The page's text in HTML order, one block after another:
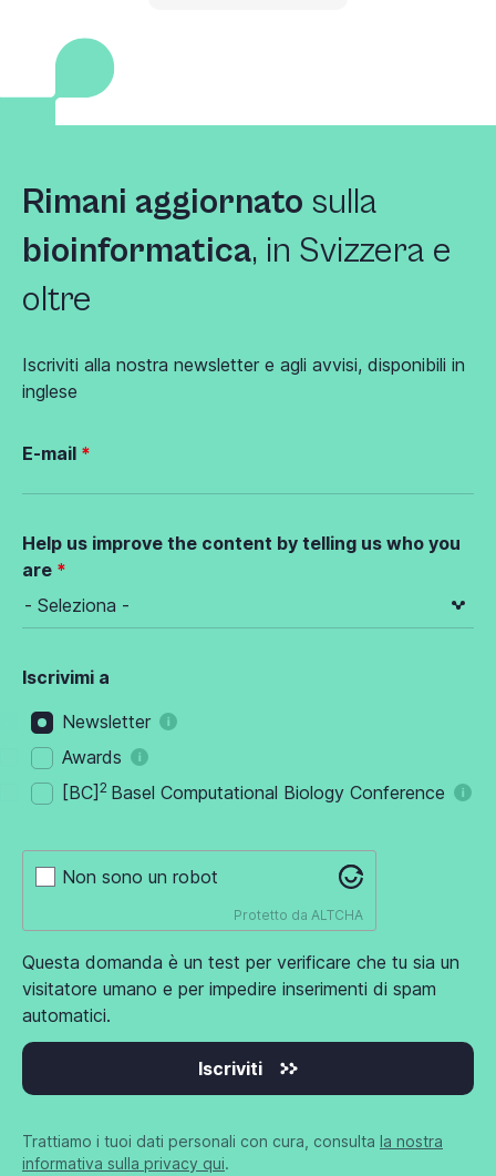
Rimani aggiornato sulla
bioinformatica, in Svizzera e
oltre
Iscriviti alla nostra newsletter e agli avvisi, disponibili in
inglese
E-mail
Help us improve the content by telling us who you
are
Iscrivimi a
Newsletter
Awards
[BC] 2 Basel Computational Biology Conference
Non sono un robot
Protetto da ALTCHA
Questa domanda è un test per verificare che tu sia un
visitatore umano e per impedire inserimenti di spam
automatici.
Iscriviti
Trattiamo i tuoi dati personali con cura, consulta la nostra
informativa sulla privacy qui.